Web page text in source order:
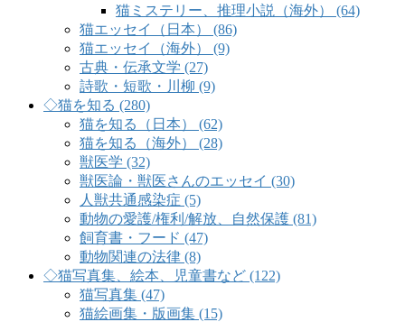
猫ミステリー、推理小説（海外） (64)
猫エッセイ（日本） (86)
猫エッセイ（海外） (9)
古典・伝承文学 (27)
詩歌・短歌・川柳 (9)
◇猫を知る (280)
猫を知る（日本） (62)
猫を知る（海外） (28)
獣医学 (32)
獣医論・獣医さんのエッセイ (30)
人獣共通感染症 (5)
動物の愛護/権利/解放、自然保護 (81)
飼育書・フード (47)
動物関連の法律 (8)
◇猫写真集、絵本、児童書など (122)
猫写真集 (47)
猫絵画集・版画集 (15)